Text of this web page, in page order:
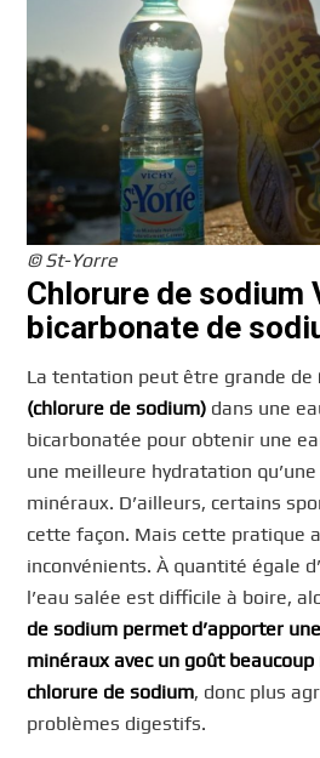
© St-Yorre
Chlorure de sodium
bicarbonate de
La tentation peut être grande de
(chlorure de sodium) dans une
bicarbonatée pour obtenir une
une meilleure hydratation
minéraux. D’ailleurs, certains
cette façon. Mais cette pratique
inconvénients. À quantité égale
l’eau salée est difficile à boire,
de sodium permet d’apporter
minéraux avec un goût
chlorure de sodium, donc plus
problèmes digestifs.